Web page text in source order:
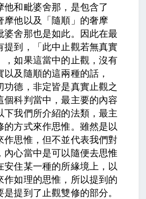
他和毗婆舍那，是包含了
摩他以及「隨順」的奢摩
婆舍那也是如此。因此在最
提到，「此中止觀若無真實
，如果這當中的止觀，沒有
以及隨順的這兩種的話，
功德，非定皆是真實止觀之
個科判當中，最主要的內容
下我們所介紹的法類，最主
的方式來作思惟。雖然是以
作思惟，但不並代表我們對
內心當中是可以隨便去思惟
安住某一種的所緣境上，以
作如理的思惟，所以提到的
是提到了止觀雙修的部分。